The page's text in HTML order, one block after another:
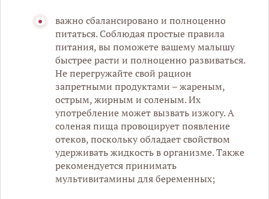
важно сбалансировано и полноценно
питаться. Соблюдая простые правила
питания, вы поможете вашему малышу
быстрее расти и полноценно развиваться.
Не перегружайте свой рацион
запретными продуктами – жареным,
острым, жирным и соленым. Их
употребление может вызвать изжогу. А
соленая пища провоцирует появление
отеков, поскольку обладает свойством
удерживать жидкость в организме. Также
рекомендуется принимать
мультивитамины для беременных;